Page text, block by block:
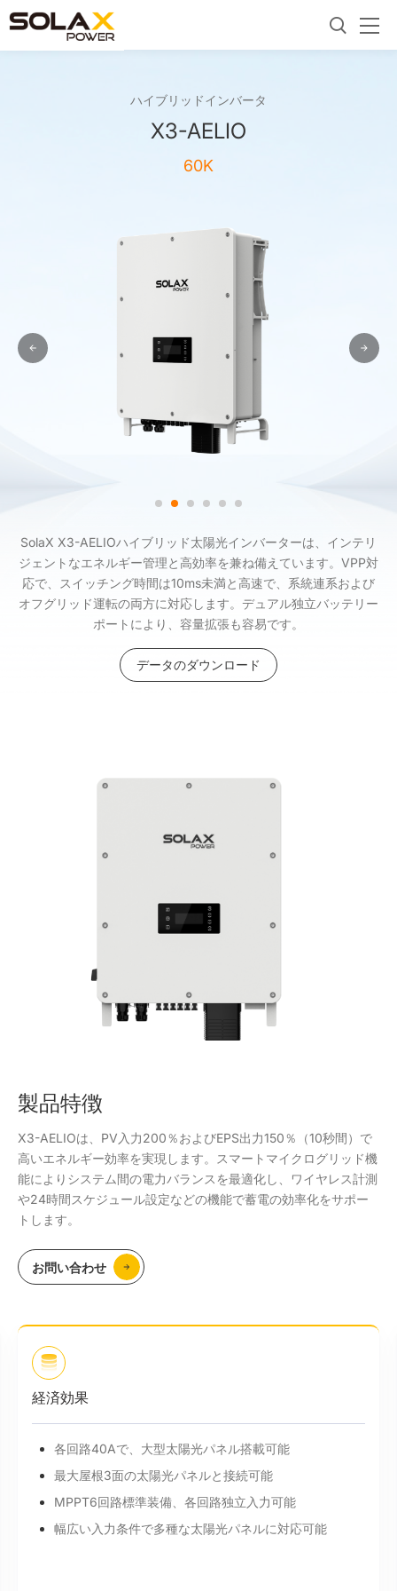
ハイブリッドインバータ
X3-AELIO
60K
SolaX X3-AELIOハイブリッド太陽光インバーターは、インテリ
ジェントなエネルギー管理と高効率を兼ね備えています。VPP対
応で、スイッチング時間は10ms未満と高速で、系統連系および
オフグリッド運転の両方に対応します。デュアル独立バッテリー
ポートにより、容量拡張も容易です。
データのダウンロード
製品特徴
X3-AELIOは、PV入力200％およびEPS出力150％（10秒間）で
高いエネルギー効率を実現します。スマートマイクログリッド機
能によりシステム間の電力バランスを最適化し、ワイヤレス計測
や24時間スケジュール設定などの機能で蓄電の効率化をサポー
トします。
お問い合わせ
経済効果
各回路40Aで、大型太陽光パネル搭載可能
最大屋根3面の太陽光パネルと接続可能
MPPT6回路標準装備、各回路独立入力可能
幅広い入力条件で多種な太陽光パネルに対応可能